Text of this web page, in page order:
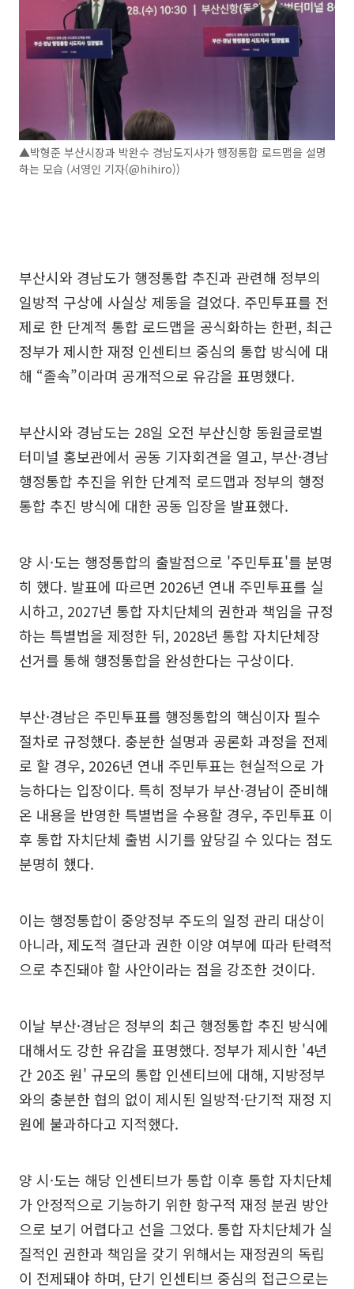
▲박형준 부산시장과 박완수 경남도지사가 행정통합 로드맵을 설명
하는 모습 (서영인 기자(@hihiro))
부산시와 경남도가 행정통합 추진과 관련해 정부의
일방적 구상에 사실상 제동을 걸었다. 주민투표를 전
제로 한 단계적 통합 로드맵을 공식화하는 한편, 최근
정부가 제시한 재정 인센티브 중심의 통합 방식에 대
해 “졸속”이라며 공개적으로 유감을 표명했다.
부산시와 경남도는 28일 오전 부산신항 동원글로벌
터미널 홍보관에서 공동 기자회견을 열고, 부산·경남
행정통합 추진을 위한 단계적 로드맵과 정부의 행정
통합 추진 방식에 대한 공동 입장을 발표했다.
양 시·도는 행정통합의 출발점으로 '주민투표'를 분명
히 했다. 발표에 따르면 2026년 연내 주민투표를 실
시하고, 2027년 통합 자치단체의 권한과 책임을 규정
하는 특별법을 제정한 뒤, 2028년 통합 자치단체장
선거를 통해 행정통합을 완성한다는 구상이다.
부산·경남은 주민투표를 행정통합의 핵심이자 필수
절차로 규정했다. 충분한 설명과 공론화 과정을 전제
로 할 경우, 2026년 연내 주민투표는 현실적으로 가
능하다는 입장이다. 특히 정부가 부산·경남이 준비해
온 내용을 반영한 특별법을 수용할 경우, 주민투표 이
후 통합 자치단체 출범 시기를 앞당길 수 있다는 점도
분명히 했다.
이는 행정통합이 중앙정부 주도의 일정 관리 대상이
아니라, 제도적 결단과 권한 이양 여부에 따라 탄력적
으로 추진돼야 할 사안이라는 점을 강조한 것이다.
이날 부산·경남은 정부의 최근 행정통합 추진 방식에
대해서도 강한 유감을 표명했다. 정부가 제시한 '4년
간 20조 원' 규모의 통합 인센티브에 대해, 지방정부
와의 충분한 협의 없이 제시된 일방적·단기적 재정 지
원에 불과하다고 지적했다.
양 시·도는 해당 인센티브가 통합 이후 통합 자치단체
가 안정적으로 기능하기 위한 항구적 재정 분권 방안
으로 보기 어렵다고 선을 그었다. 통합 자치단체가 실
질적인 권한과 책임을 갖기 위해서는 재정권의 독립
이 전제돼야 하며, 단기 인센티브 중심의 접근으로는